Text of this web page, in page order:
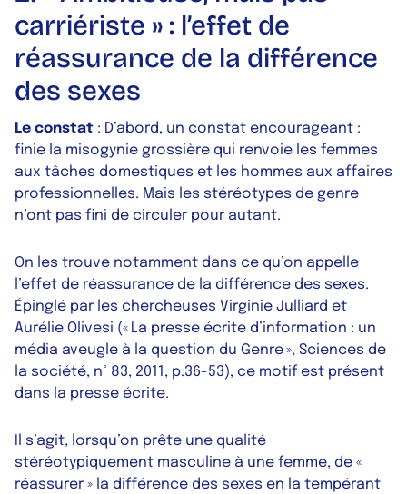
carriériste » : l’effet de
réassurance de la différence
des sexes
Le constat : D’abord, un constat encourageant :
finie la misogynie grossière qui renvoie les femmes
aux tâches domestiques et les hommes aux affaires
professionnelles. Mais les stéréotypes de genre
n’ont pas fini de circuler pour autant.
On les trouve notamment dans ce qu’on appelle
l’effet de réassurance de la différence des sexes.
Épinglé par les chercheuses Virginie Julliard et
Aurélie Olivesi (« La presse écrite d’information : un
média aveugle à la question du Genre », Sciences de
la société, n° 83, 2011, p.36-53), ce motif est présent
dans la presse écrite.
Il s’agit, lorsqu’on prête une qualité
stéréotypiquement masculine à une femme, de «
réassurer » la différence des sexes en la tempérant